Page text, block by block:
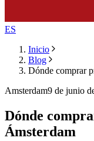
ES
Inicio
Blog
Dónde comprar
Amsterdam9 de junio
Dónde
Ámsterdam